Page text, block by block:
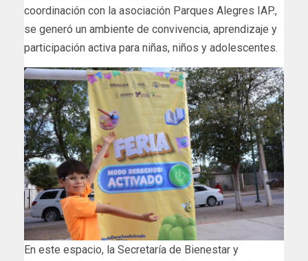
coordinación con la asociación Parques Alegres IAP.,
se generó un ambiente de convivencia, aprendizaje y
participación activa para niñas, niños y adolescentes.
En este espacio, la Secretaría de Bienestar y